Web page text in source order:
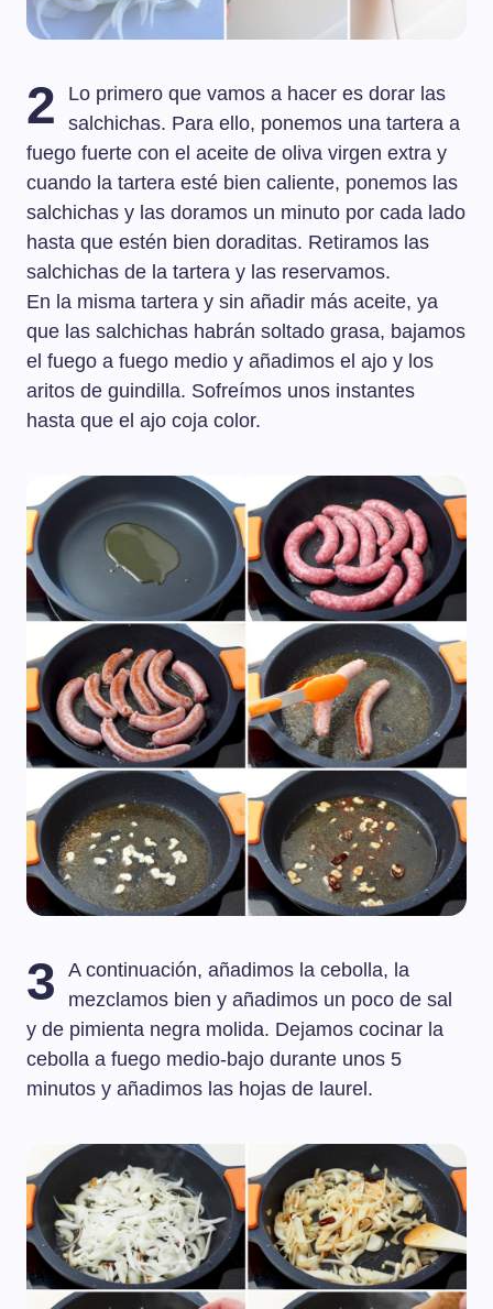
2
Lo primero que vamos a hacer es dorar las
salchichas. Para ello, ponemos una tartera a
fuego fuerte con el aceite de oliva virgen extra y
cuando la tartera esté bien caliente, ponemos las
salchichas y las doramos un minuto por cada lado
hasta que estén bien doraditas. Retiramos las
salchichas de la tartera y las reservamos.
En la misma tartera y sin añadir más aceite, ya
que las salchichas habrán soltado grasa, bajamos
el fuego a fuego medio y añadimos el ajo y los
aritos de guindilla. Sofreímos unos instantes
hasta que el ajo coja color.
3
A continuación, añadimos la cebolla, la
mezclamos bien y añadimos un poco de sal
y de pimienta negra molida. Dejamos cocinar la
cebolla a fuego medio-bajo durante unos 5
minutos y añadimos las hojas de laurel.